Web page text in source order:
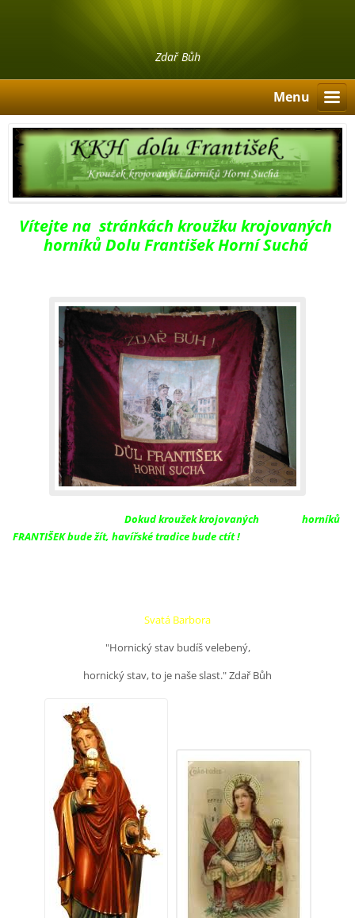
Zdař Bůh
Menu
Vítejte na stránkách kroužku krojovaných
horníků Dolu František Horní Suchá
Dokud kroužek krojovaných
horníků
FRANTIŠEK bude žít, havířské tradice bude ctít !
Svatá Barbora
"Hornický stav budíš velebený,
hornický stav, to je naše slast." Zdař Bůh